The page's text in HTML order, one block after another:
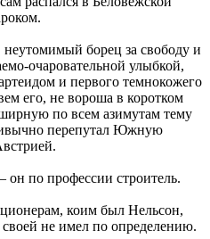
борец за свободу и
очаровательной улыбкой,
и первого темнокожего
его, не вороша в коротком
по всем азимутам тему
перепутал Южную
по профессии строитель.
коим был Нельсон,
не имел по определению.